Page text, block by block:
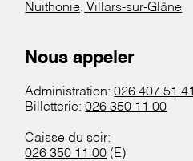
Nuithonie, Villars-sur-Glâne
Nous appeler
Administration:026 407 51 41
Billetterie:026 350 11 00
Caisse du soir:
026 350 11 00 (E)